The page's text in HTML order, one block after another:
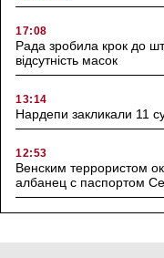
17:08
Рада зробила крок до
відсутність масок
13:14
Нардепи закликали 11
12:53
Венским террористом
албанец с паспортом